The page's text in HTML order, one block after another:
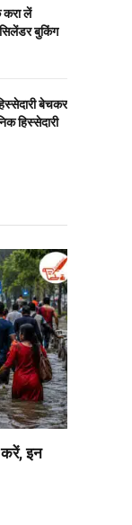
करा लें
बुकिंग
बेचकर
हिस्सेदारी
करें, इन